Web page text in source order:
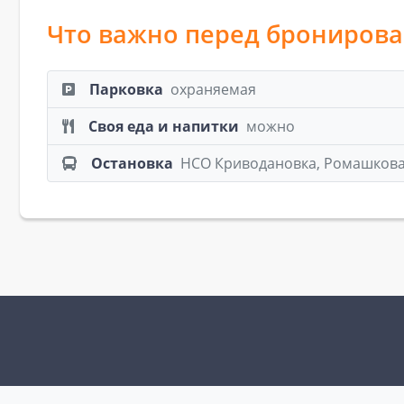
Что важно перед
Парковка охраняемая
Своя еда и напитки можно
Остановка НСО Криводановка,